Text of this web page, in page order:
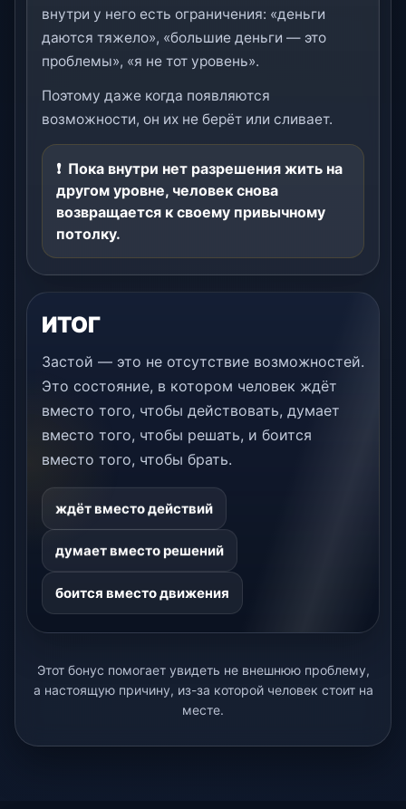
внутри у него есть ограничения: «деньги
даются тяжело», «большие деньги — это
проблемы», «я не тот уровень».
Поэтому даже когда появляются
возможности, он их не берёт или сливает.
Пока внутри нет разрешения жить на
другом уровне, человек снова
возвращается к своему привычному
потолку.
ИТОГ
Застой — это не отсутствие возможностей.
Это состояние, в котором человек ждёт
вместо того, чтобы действовать, думает
вместо того, чтобы решать, и боится
вместо того, чтобы брать.
ждёт вместо действий
думает вместо решений
боится вместо движения
Этот бонус помогает увидеть не внешнюю проблему,
а настоящую причину, из-за которой человек стоит на
месте.